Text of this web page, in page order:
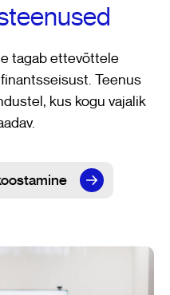
tagab ettevõttele
Teenus
kus kogu vajalik